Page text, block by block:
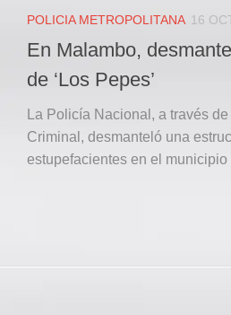
POLICIA METROPOLITANA 16
En Malambo,
de ‘Los Pepes’
La Policía Nacional, a través
Criminal, desmanteló una
estupefacientes en el municipio